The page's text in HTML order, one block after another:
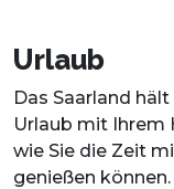
Urlaub
Das Saarland
Urlaub mit Ihrem
wie Sie die Zeit
genießen können.